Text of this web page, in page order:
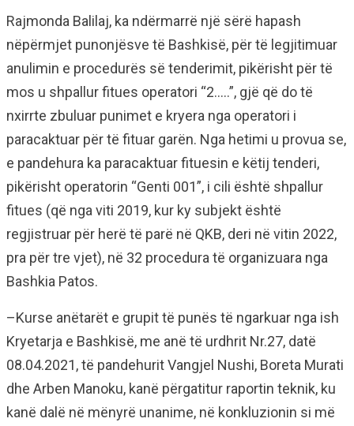
Rajmonda Balilaj, ka ndërmarrë një sërë hapash
nëpërmjet punonjësve të Bashkisë, për të legjitimuar
anulimin e procedurës së tenderimit, pikërisht për të
mos u shpallur fitues operatori “2…..”, gjë që do të
nxirrte zbuluar punimet e kryera nga operatori i
paracaktuar për të fituar garën. Nga hetimi u provua se,
e pandehura ka paracaktuar fituesin e këtij tenderi,
pikërisht operatorin “Genti 001”, i cili është shpallur
fitues (që nga viti 2019, kur ky subjekt është
regjistruar për herë të parë në QKB, deri në vitin 2022,
pra për tre vjet), në 32 procedura të organizuara nga
Bashkia Patos.
–Kurse anëtarët e grupit të punës të ngarkuar nga ish
Kryetarja e Bashkisë, me anë të urdhrit Nr.27, datë
08.04.2021, të pandehurit Vangjel Nushi, Boreta Murati
dhe Arben Manoku, kanë përgatitur raportin teknik, ku
kanë dalë në mënyrë unanime, në konkluzionin si më